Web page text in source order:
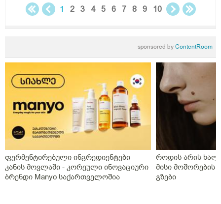
საღამოს სანთლის სახით საშოში,ნიუვიტი ორი თვე
დანიშნულება და ახალმა ექიმმა გამოუწერა სისხლის
გამათხელებელი,პოტრომბინი გაუსინჯა პირველ
რიგში რაც არ გაგვისინჯია ამ ხნის განმავლობაში და
ზღვარზე ქონდა ისე რომ ლაბორანტმა გვითხრა
საყურადღებოა თორემ მერე საპრობლემო
გახდებაო,და ისედაც თვენახევარში ერთხელ
გვნახულობდა ის ძველი ექიმი,ინდომეტაზონის
სანთელი ოცი დღე ძილის წინ,უტროჟესტანი
საღამოს,კურანტილი სისხლის გამათხელებელი,ახლა
აქვს თავის ტკივილები,სხვა ჩვენება არააქვს და ასე
გვგონია დ ვიტამია გამოიწვიაო მარა ვირუსიც
ქონდა,ვაგოსტაბილი თავის ტკივილისთვის,თქვენ რას
გვირჩევთ?როგორც გვითხარით ონლაინ ისე მიდის
ყველაფერი და ხალხს შეხება აქვთ პირდაპირ
1 2 3 4 5 6 7 8 9 10
sponsored byContentRoom
ფერმენტირებული ინგრედიენტები
კანის მოვლაში - კორეული ინოვაციური
ბრენდი Manyo საქართველოშია
როდის არის
მისი მოშორების
გზები